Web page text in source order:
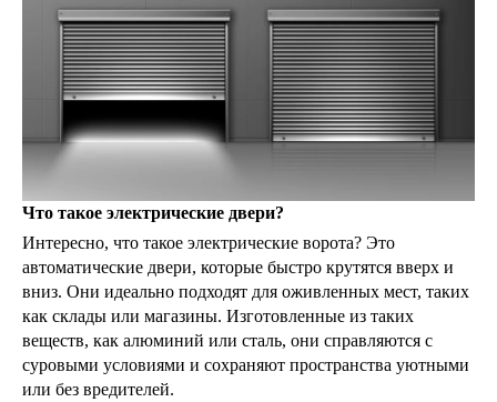
Что такое электрические двери?
Интересно, что такое электрические ворота? Это
автоматические двери, которые быстро крутятся вверх и
вниз. Они идеально подходят для оживленных мест, таких
как склады или магазины. Изготовленные из таких
веществ, как алюминий или сталь, они справляются с
суровыми условиями и сохраняют пространства уютными
или без вредителей.